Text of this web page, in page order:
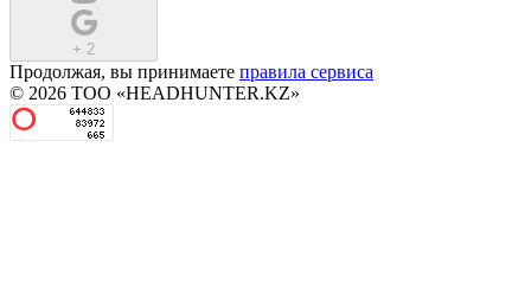
+ 2
Продолжая, вы принимаете правила сервиса
© 2026 ТОО «HEADHUNTER.KZ»